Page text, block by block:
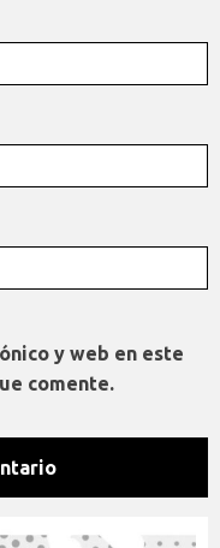
y web en este
comente.